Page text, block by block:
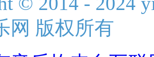
网 版权所有